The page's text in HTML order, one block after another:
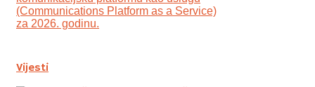
(Communications Platform as a Service)
za 2026. godinu.
Vijesti